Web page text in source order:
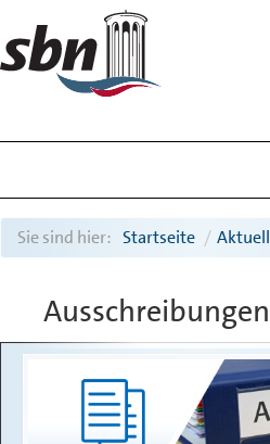
ABWASSER
DIENSTLEISTUNGEN
Sie sind hier: Startseite / Aktuell
Ausschreibungen